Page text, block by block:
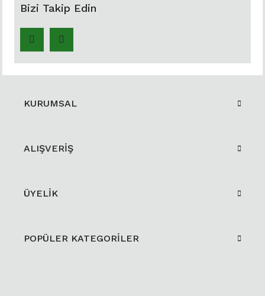
Bizi Takip Edin
KURUMSAL
ALIŞVERİŞ
ÜYELİK
POPÜLER KATEGORİLER